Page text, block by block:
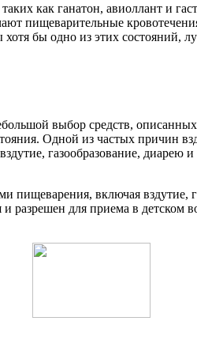
как ганатон, авиоллант и
пищеварительные
бы одно из этих состояний,
выбор средств,
Одной из частых причин
газообразование,
включая вздутие,
для приема в детском